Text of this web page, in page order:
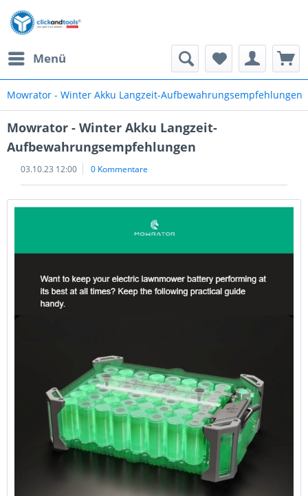
Menü
Mowrator - Winter Akku Langzeit-Aufbewahrungsempfehlungen
Mowrator - Winter Akku Langzeit-
Aufbewahrungsempfehlungen
03.10.23 12:00 0 Kommentare